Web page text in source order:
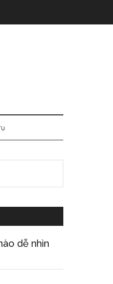
dễ nhìn